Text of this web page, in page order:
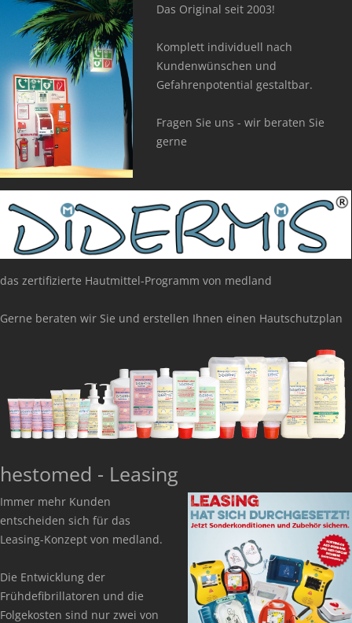
Das Original seit 2003!
Komplett individuell nach
Kundenwünschen und
Gefahrenpotential gestaltbar.
Fragen Sie uns - wir beraten Sie
gerne
das zertifizierte Hautmittel-Programm von medland
Gerne beraten wir Sie und erstellen Ihnen einen Hautschutzplan
hestomed - Leasing
Immer mehr Kunden
entscheiden sich für das
Leasing-Konzept von medland.
Die Entwicklung der
Frühdefibrillatoren und die
Folgekosten sind nur zwei von